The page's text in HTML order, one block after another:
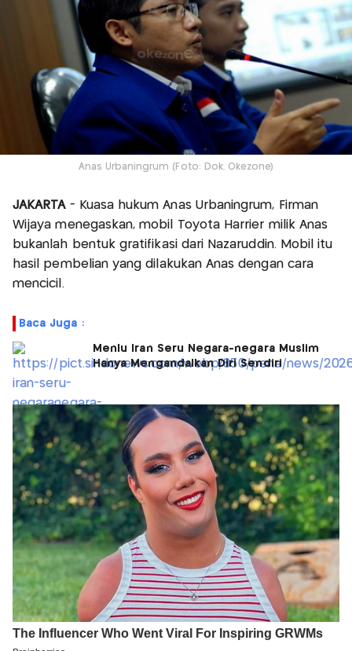
Anas Urbaningrum (Foto: Dok. Okezone)
JAKARTA - Kuasa hukum Anas Urbaningrum, Firman
Wijaya menegaskan, mobil Toyota Harrier milik Anas
bukanlah bentuk gratifikasi dari Nazaruddin. Mobil itu
hasil pembelian yang dilakukan Anas dengan cara
mencicil.
Baca Juga :
Menlu Iran Seru Negara-negara Muslim
Hanya Mengandalkan Diri Sendiri